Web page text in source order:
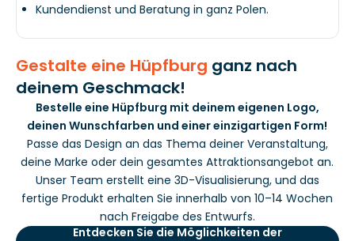
Kundendienst und Beratung in ganz Polen.
Gestalte eine Hüpfburg ganz nach
deinem Geschmack!
Bestelle eine Hüpfburg mit deinem eigenen Logo,
deinen Wunschfarben und einer einzigartigen Form!
Passe das Design an das Thema deiner Veranstaltung,
deine Marke oder dein gesamtes Attraktionsangebot an.
Unser Team erstellt eine 3D-Visualisierung, und das
fertige Produkt erhalten Sie innerhalb von 10–14 Wochen
nach Freigabe des Entwurfs.
Entdecken Sie die Möglichkeiten der